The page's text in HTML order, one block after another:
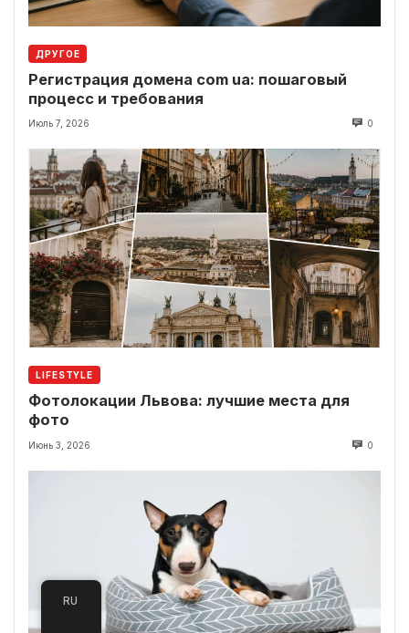
ДРУГОЕ
Регистрация домена com ua: пошаговый
процесс и требования
Июль 7, 2026 0
LIFESTYLE
Фотолокации Львова: лучшие места для
фото
Июнь 3, 2026 0
RU